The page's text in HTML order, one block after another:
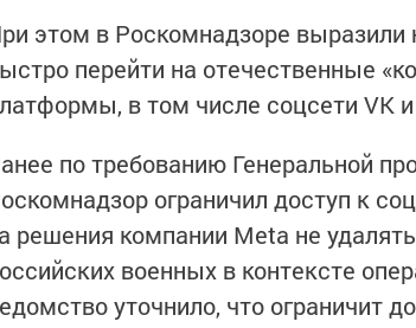
этом в Роскомнадзоре выразили
перейти на отечественные
в том числе соцсети VK
по требованию Генеральной
ограничил доступ к
решения компании Meta не
военных в контексте
уточнило, что ограничит